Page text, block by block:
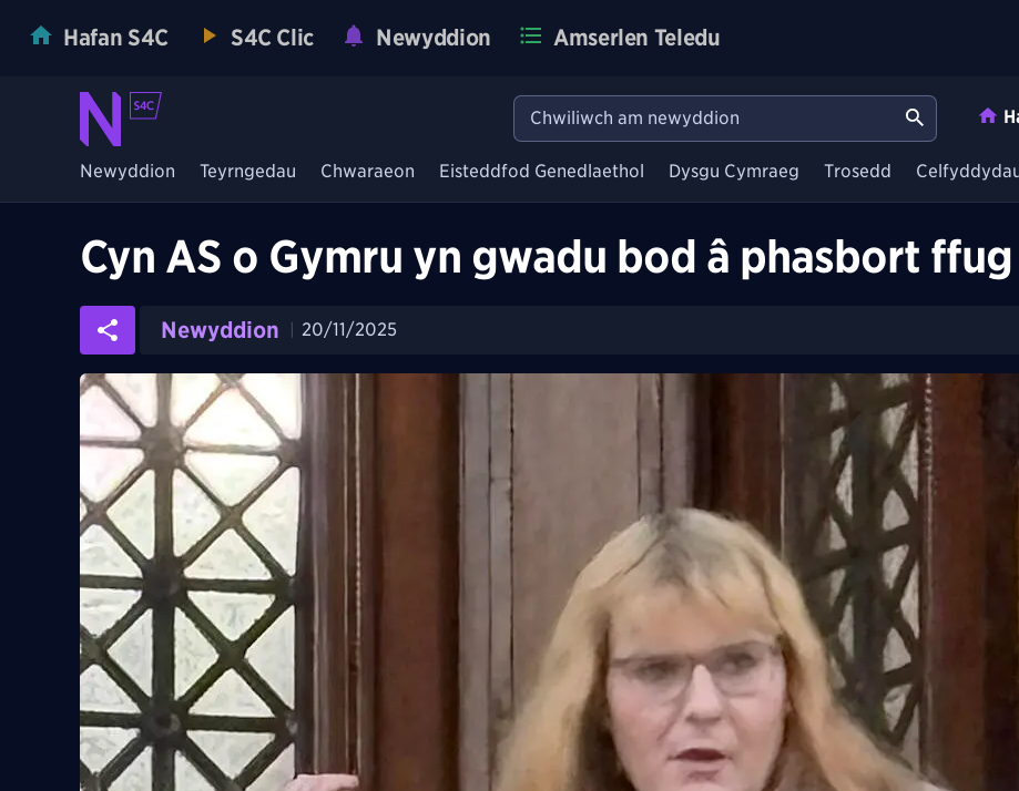
Hafan S4C S4C Clic Newyddion Amserlen Teledu
Newyddion Teyrngedau Chwaraeon Eisteddfod Genedlaethol Dysgu Cymraeg Trosedd
Cyn AS o Gymru yn gwadu bod â phasbort
Newyddion 20/11/2025